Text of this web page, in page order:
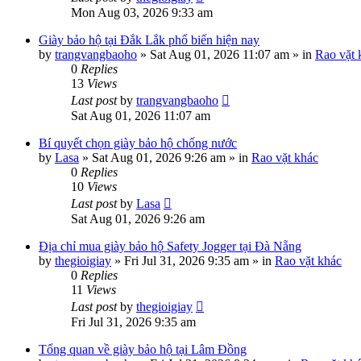
Mon Aug 03, 2026 9:33 am
Giày bảo hộ tại Đắk Lắk phổ biến hiện nay
by trangvangbaoho » Sat Aug 01, 2026 11:07 am » in Rao vặt
0 Replies
13 Views
Last postby trangvangbaoho
Sat Aug 01, 2026 11:07 am
Bí quyết chọn giày bảo hộ chống nước
by Lasa » Sat Aug 01, 2026 9:26 am » in Rao vặt khác
0 Replies
10 Views
Last postby Lasa
Sat Aug 01, 2026 9:26 am
Địa chỉ mua giày bảo hộ Safety Jogger tại Đà Nẵng
by thegioigiay » Fri Jul 31, 2026 9:35 am » in Rao vặt khác
0 Replies
11 Views
Last postby thegioigiay
Fri Jul 31, 2026 9:35 am
Tổng quan về giày bảo hộ tại Lâm Đồng